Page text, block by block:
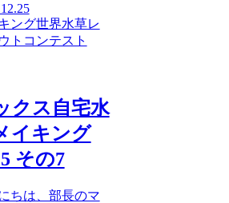
ング世界水草レ
トコンテスト
クス自宅水
イキング
その7
ちは、部長のマ